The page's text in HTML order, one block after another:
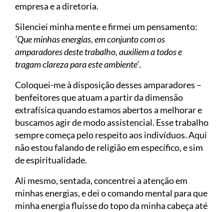
empresa e a diretoria.
Silenciei minha mente e firmei um pensamento:
‘Que minhas energias, em conjunto com os
amparadores deste trabalho, auxiliem a todos e
tragam clareza para este ambiente’.
Coloquei-me à disposição desses amparadores –
benfeitores que atuam a partir da dimensão
extrafísica quando estamos abertos a melhorar e
buscamos agir de modo assistencial. Esse trabalho
sempre começa pelo respeito aos indivíduos. Aqui
não estou falando de religião em específico, e sim
de espiritualidade.
Ali mesmo, sentada, concentrei a atenção em
minhas energias, e dei o comando mental para que
minha energia fluísse do topo da minha cabeça até